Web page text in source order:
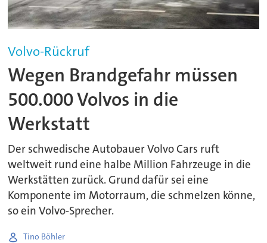
Volvo-Rückruf
Wegen Brandgefahr müssen
500.000 Volvos in die
Werkstatt
Der schwedische Autobauer Volvo Cars ruft
weltweit rund eine halbe Million Fahrzeuge in die
Werkstätten zurück. Grund dafür sei eine
Komponente im Motorraum, die schmelzen könne,
so ein Volvo-Sprecher.
Tino Böhler